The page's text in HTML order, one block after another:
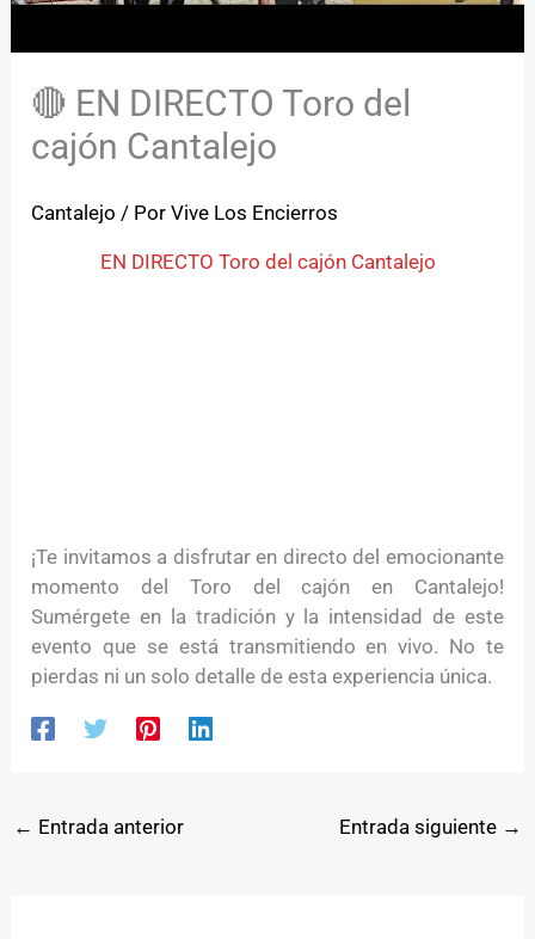
🔴 EN DIRECTO Toro del
cajón Cantalejo
Cantalejo / PorVive Los Encierros
EN DIRECTO Toro del cajón Cantalejo
¡Te invitamos a disfrutar en directo del emocionante
momento del Toro del cajón en Cantalejo!
Sumérgete en la tradición y la intensidad de este
evento que se está transmitiendo en vivo. No te
pierdas ni un solo detalle de esta experiencia única.
← Entrada anterior Entrada siguiente →